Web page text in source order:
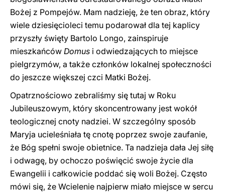
Bożej z Pompejów. Mam nadzieję, że ten obraz, który
wiele dziesięcioleci temu podarował dla tej kaplicy
przyszły święty Bartolo Longo, zainspiruje
mieszkańców Domus i odwiedzających to miejsce
pielgrzymów, a także członków lokalnej społeczności
do jeszcze większej czci Matki Bożej.
Opatrznościowo zebraliśmy się tutaj w Roku
Jubileuszowym, który skoncentrowany jest wokół
teologicznej cnoty nadziei. W szczególny sposób
Maryja ucieleśniała tę cnotę poprzez swoje zaufanie,
że Bóg spełni swoje obietnice. Ta nadzieja dała Jej siłę
i odwagę, by ochoczo poświęcić swoje życie dla
Ewangelii i całkowicie poddać się woli Bożej. Często
mówi się, że Wcielenie najpierw miało miejsce w sercu